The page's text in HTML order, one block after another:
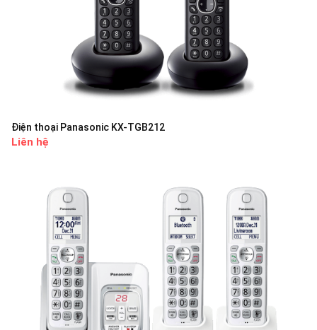
Điện thoại Panasonic KX-TGB212
Liên hệ